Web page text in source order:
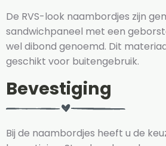
De RVS-look naambordjes zijn
sandwichpaneel met een
wel dibond genoemd. Dit
geschikt voor buitengebruik.
Bevestiging
Bij de naambordjes heeft u de